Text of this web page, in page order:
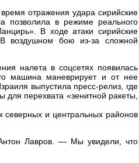
отражения удара сирийские
позволила в режиме реального
В ходе атаки сирийские
воздушном бою из-за сложной
налета в соцсетях появилась
машина маневрирует и от нее
выпустила пресс-релиз, где
для перехвата «зенитной ракеты,
северных и центральных районов
Лавров. — Мы увидели, что